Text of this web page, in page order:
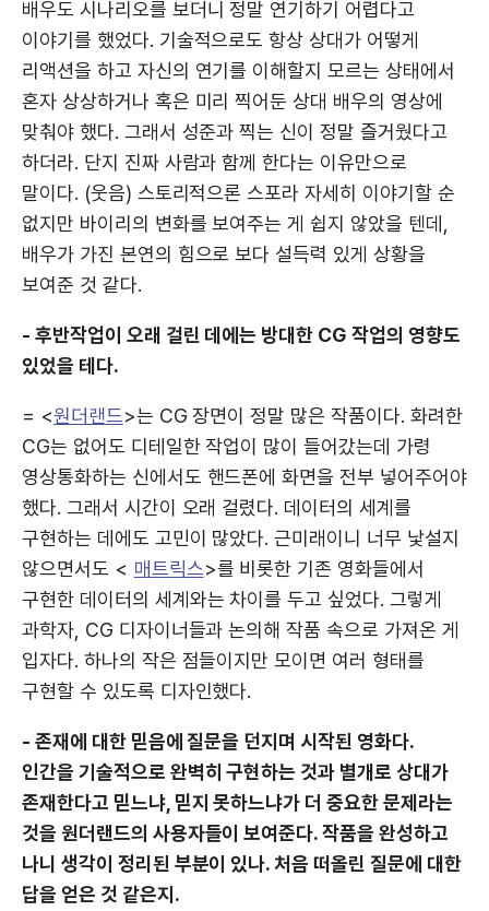
배우도 시나리오를 보더니 정말 연기하기 어렵다고
이야기를 했었다. 기술적으로도 항상 상대가 어떻게
리액션을 하고 자신의 연기를 이해할지 모르는 상태에서
혼자 상상하거나 혹은 미리 찍어둔 상대 배우의 영상에
맞춰야 했다. 그래서 성준과 찍는 신이 정말 즐거웠다고
하더라. 단지 진짜 사람과 함께 한다는 이유만으로
말이다. (웃음) 스토리적으론 스포라 자세히 이야기할 순
없지만 바이리의 변화를 보여주는 게 쉽지 않았을 텐데,
배우가 가진 본연의 힘으로 보다 설득력 있게 상황을
보여준 것 같다.
- 후반작업이 오래 걸린 데에는 방대한 CG 작업의 영향도
있었을 테다.
= <원더랜드>는 CG 장면이 정말 많은 작품이다. 화려한
CG는 없어도 디테일한 작업이 많이 들어갔는데 가령
영상통화하는 신에서도 핸드폰에 화면을 전부 넣어주어야
했다. 그래서 시간이 오래 걸렸다. 데이터의 세계를
구현하는 데에도 고민이 많았다. 근미래이니 너무 낯설지
않으면서도 < 매트릭스>를 비롯한 기존 영화들에서
구현한 데이터의 세계와는 차이를 두고 싶었다. 그렇게
과학자, CG 디자이너들과 논의해 작품 속으로 가져온 게
입자다. 하나의 작은 점들이지만 모이면 여러 형태를
구현할 수 있도록 디자인했다.
- 존재에 대한 믿음에 질문을 던지며 시작된 영화다.
인간을 기술적으로 완벽히 구현하는 것과 별개로 상대가
존재한다고 믿느냐, 믿지 못하느냐가 더 중요한 문제라는
것을 원더랜드의 사용자들이 보여준다. 작품을 완성하고
나니 생각이 정리된 부분이 있나. 처음 떠올린 질문에 대한
답을 얻은 것 같은지.